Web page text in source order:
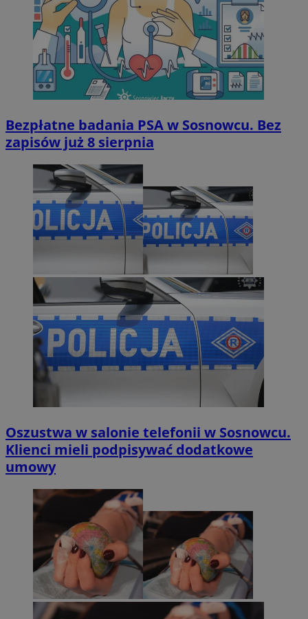
Bezpłatne badania PSA w Sosnowcu. Bez
zapisów już 8 sierpnia
Oszustwa w salonie telefonii w Sosnowcu.
Klienci mieli podpisywać dodatkowe
umowy